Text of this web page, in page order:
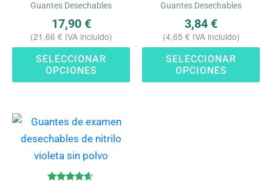
Guantes Desechables
17,90 €
(21,66 € IVA incluido)
SELECCIONAR
OPCIONES
pueden
en
página
Guantes Desechables
3,84 €
(4,65 € IVA incluido)
SELECCIONAR
OPCIONES
en